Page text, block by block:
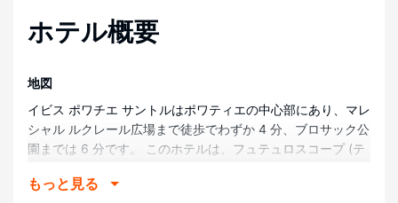
ホテル概要
地図
イビス ポワチエ サントルはポワティエの中心部にあり、マレ
シャル ルクレール広場まで徒歩でわずか 4 分、ブロサック公
園までは 6 分です。 このホテルは、フュテュロスコープ (テ
で 0.9 km の場所にあります。
もっと見る